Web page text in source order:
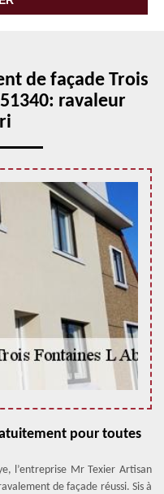
de façade Trois
ravaleur
pour toutes
l’entreprise Mr Texier Artisan
de façade réussi. Sis à